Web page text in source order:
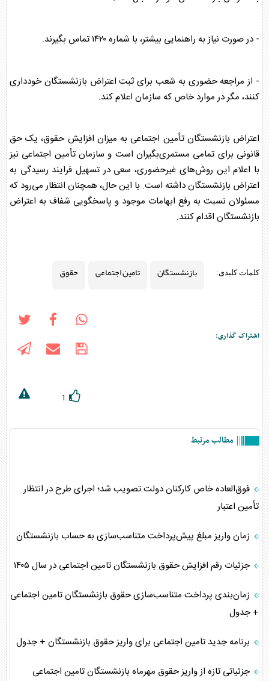
- در صورت نیاز به راهنمایی بیشتر، با شماره ۱۴۲۰ تماس بگیرند.
- از مراجعه حضوری به شعب برای ثبت اعتراض بازنشستگانخودداری
کنند، مگر در موارد خاص که سازمان اعلام کند.
اعتراض بازنشستگان تأمین اجتماعی به میزان افزایشحقوق، یک حق
قانونی برای تمامی مستمری‌بگیران است و سازمان تأمین اجتماعی نیز
با اعلام این روش‌های غیرحضوری، سعی در تسهیل فرایند رسیدگی به
اعتراض بازنشستگانداشته است. با این حال، همچنان انتظار می‌رود که
مسئولان نسبت به رفع ابهامات موجود و پاسخگویی شفاف به اعتراض
بازنشستگان اقدام کنند.
کلمات کلیدی: بازنشستگان تامین اجتماعی حقوق
اشتراک گذاری:
1
مطالب مرتبط
فوق‌العاده خاص کارکنان دولت تصویب شد؛ اجرای طرح در انتظار
تأمین اعتبار
زمان واریز مبلغ پیش‌پرداخت متناسب‌سازی به حساب بازنشستگان
جزئیات رقم افزایش حقوق بازنشستگان تامین اجتماعی در سال ۱۴۰۵
زمان‌بندی پرداخت متناسب‌سازی حقوق بازنشستگان تامین اجتماعی
+ جدول
برنامه جدید تامین اجتماعی برای واریز حقوق بازنشستگان + جدول
جزئیاتی تازه از واریز حقوق مهرماه بازنشستگان تامین اجتماعی